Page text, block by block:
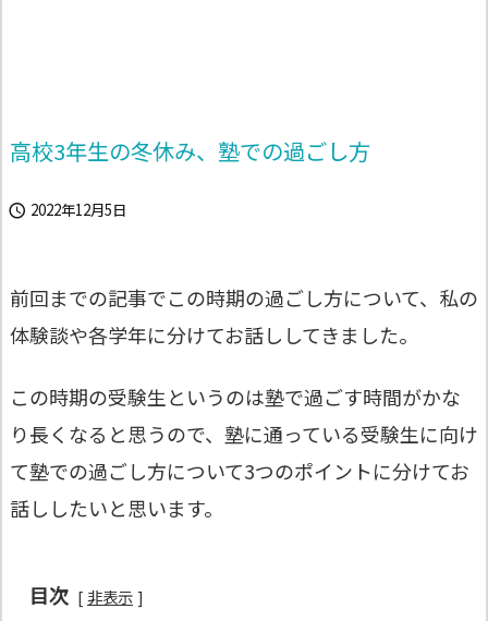
高校3年生の冬休み、塾での過ごし方
 2022年12月5日
前回までの記事でこの時期の過ごし方について、私の
体験談や各学年に分けてお話ししてきました。
この時期の受験生というのは塾で過ごす時間がかな
り長くなると思うので、塾に通っている受験生に向け
て塾での過ごし方について3つのポイントに分けてお
話ししたいと思います。
目次 非表示